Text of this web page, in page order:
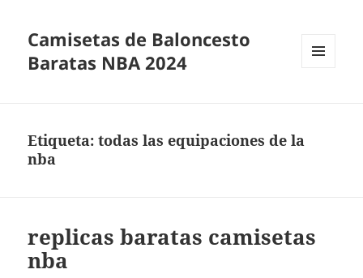
Camisetas de Baloncesto
Baratas NBA 2024
Etiqueta:todas las equipaciones de la
nba
replicas baratas camisetas
nba